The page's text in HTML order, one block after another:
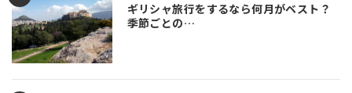
ギリシャ旅行をするなら何月がベスト？
季節ごとの…